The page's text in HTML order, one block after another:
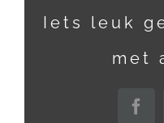
Iets leuk
met